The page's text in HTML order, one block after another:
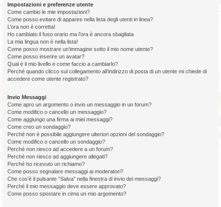
Impostazioni e preferenze utente
Come cambio le mie impostazioni?
Come posso evitare di apparire nella lista degli utenti in linea?
L’ora non è corretta!
Ho cambiato il fuso orario ma l’ora è ancora sbagliata
La mia lingua non è nella lista!
Come posso mostrare un’immagine sotto il mio nome utente?
Come posso inserire un avatar?
Qual è il mio livello e come faccio a cambiarlo?
Perché quando clicco sul collegamento all’indirizzo di posta di un utente mi chiede di
accedere come utente registrato?
Invio Messaggi
Come apro un argomento o invio un messaggio in un forum?
Come modifico o cancello un messaggio?
Come aggiungo una firma ai miei messaggi?
Come creo un sondaggio?
Perché non è possibile aggiungere ulteriori opzioni del sondaggio?
Come modifico o cancello un sondaggio?
Perché non riesco ad accedere a un forum?
Perché non riesco ad aggiungere allegati?
Perché ho ricevuto un richiamo?
Come posso segnalare messaggi ai moderatori?
Che cos’è il pulsante “Salva” nella finestra di invio dei messaggi?
Perché il mio messaggio deve essere approvato?
Come posso spostare in cima un mio argomento?